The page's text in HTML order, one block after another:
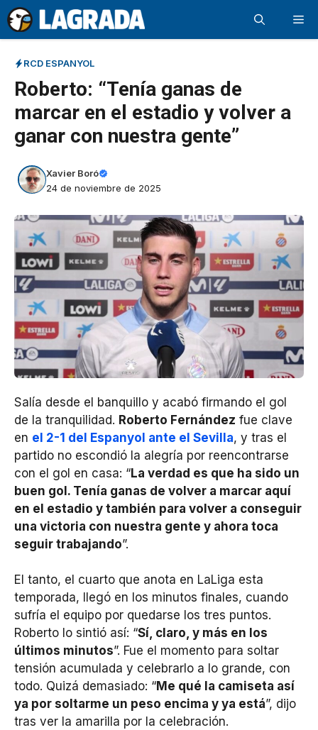
Saltar
al
contenido
RCD ESPANYOL
Roberto: “Tenía ganas de
marcar en el estadio y volver a
ganar con nuestra gente”
Xavier Boró
24 de noviembre de 2025
Salía desde el banquillo y acabó firmando el gol
de la tranquilidad. Roberto Fernández fue clave
en el 2-1 del Espanyol ante el Sevilla, y tras el
partido no escondió la alegría por reencontrarse
con el gol en casa: “La verdad es que ha sido un
buen gol. Tenía ganas de volver a marcar aquí
en el estadio y también para volver a conseguir
una victoria con nuestra gente y ahora toca
seguir trabajando”.
El tanto, el cuarto que anota en LaLiga esta
temporada, llegó en los minutos finales, cuando
sufría el equipo por quedarse los tres puntos.
Roberto lo sintió así: “Sí, claro, y más en los
últimos minutos”. Fue el momento para soltar
tensión acumulada y celebrarlo a lo grande, con
todo. Quizá demasiado: “Me qué la camiseta así
ya por soltarme un peso encima y ya está”, dijo
tras ver la amarilla por la celebración.